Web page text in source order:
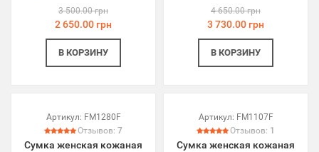
3 500.00 грн
2 650.00 грн
В КОРЗИНУ
4 650.00 грн
3 730.00 грн
В КОРЗИНУ
Артикул: FM1280F
Отзывов: 7
Сумка женская кожаная
Артикул: FM1107F
Отзывов: 1
Сумка женская кожаная